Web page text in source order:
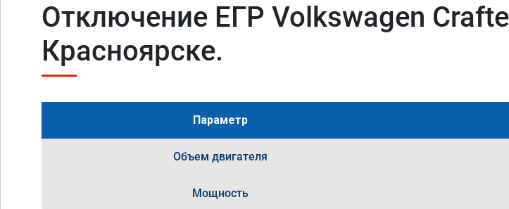
Отключение ЕГР Volkswagen
Красноярске.
Параметр
Объем двигателя
Мощность